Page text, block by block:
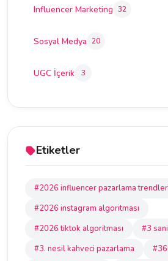
Influencer Marketing 32
Sosyal Medya 20
UGC İçerik 3
Etiketler
#2026 influencer pazarlama
#2026 instagram algoritması
#2026 tiktok algoritması
#3
#3. nesil kahveci pazarlama